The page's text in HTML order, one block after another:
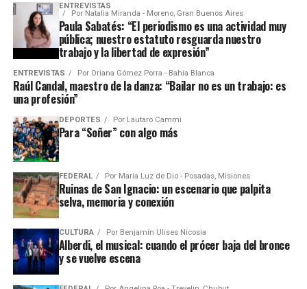
ENTREVISTAS
Por Natalia Miranda - Moreno, Gran Buenos Aires
Paula Sabatés: “El periodismo es una actividad muy
pública; nuestro estatuto resguarda nuestro
trabajo y la libertad de expresión”
ENTREVISTAS Por Oriana Gómez Porra - Bahía Blanca
Raúl Candal, maestro de la danza: “Bailar no es un trabajo: es
una profesión”
DEPORTES Por Lautaro Cammi
Para “Soñer” con algo más
FEDERAL Por María Luz de Dio - Posadas, Misiones
Ruinas de San Ignacio: un escenario que palpita
selva, memoria y conexión
CULTURA Por Benjamín Ulises Nicosia
Alberdi, el musical: cuando el prócer baja del bronce
y se vuelve escena